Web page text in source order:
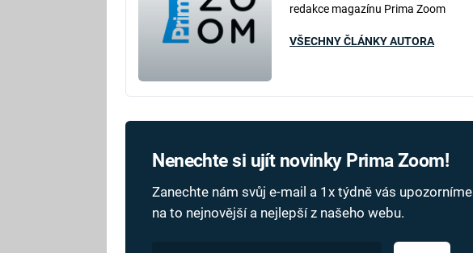
redakce magazínu Prima Zoom
VŠECHNY ČLÁNKY AUTORA
Nenechte si ujít novinky Prima Zoom!
Zanechte nám svůj e-mail a 1x týdně vás upozorníme
na to nejnovější a nejlepší z našeho webu.